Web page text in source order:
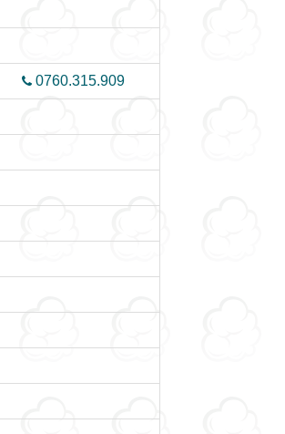
0760.315.909